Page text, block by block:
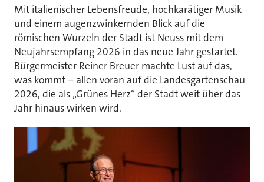
Mit italienischer Lebensfreude, hochkarätiger Musik
und einem augenzwinkernden Blick auf die
römischen Wurzeln der Stadt ist Neuss mit dem
Neujahrsempfang 2026 in das neue Jahr gestartet.
Bürgermeister Reiner Breuer machte Lust auf das,
was kommt – allen voran auf die Landesgartenschau
2026, die als „Grünes Herz“ der Stadt weit über das
Jahr hinaus wirken wird.